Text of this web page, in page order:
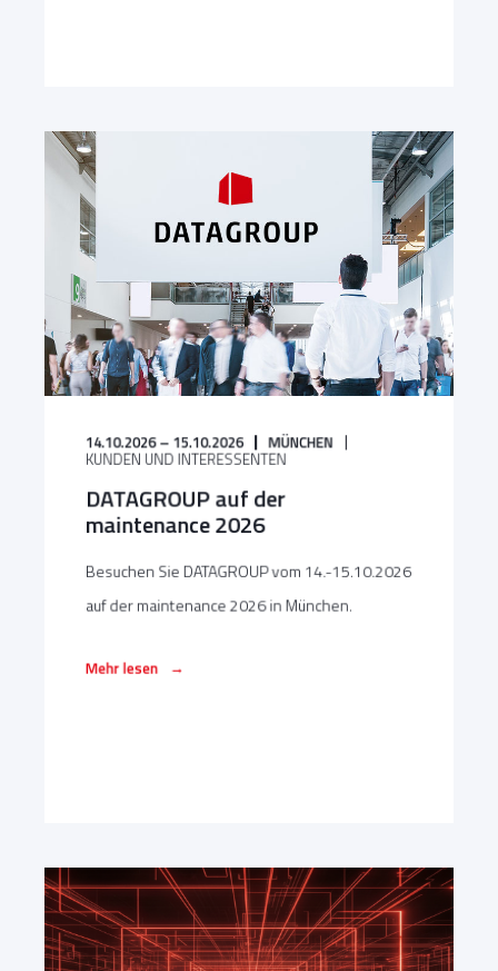
14.10.2026 – 15.10.2026 MÜNCHEN
KUNDEN UND INTERESSENTEN
DATAGROUP auf der
maintenance 2026
Besuchen Sie DATAGROUP vom 14.-15.10.2026
auf der maintenance 2026 in München.
Mehr lesen →